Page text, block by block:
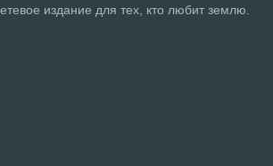
издание для тех, кто любит землю.